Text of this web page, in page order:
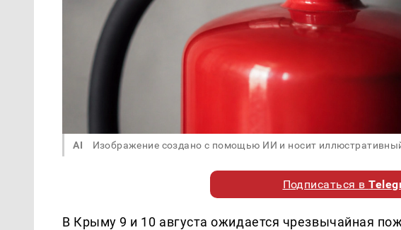
AI Изображение создано с помощью ИИ и носит
Подписаться в
В Крыму 9 и 10 августа ожидается чрезвычайная